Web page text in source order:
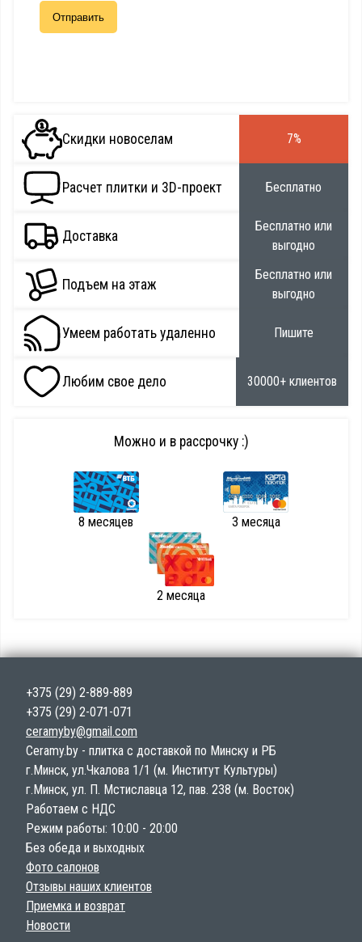
Скидки новоселам 7%
Расчет плитки и 3D-проект Бесплатно
Доставка
Бесплатно или
выгодно
Подъем на этаж
Бесплатно или
выгодно
Умеем работать удаленно Пишите
Любим свое дело 30000+ клиентов
Можно и в рассрочку :)
8 месяцев 3 месяца
2 месяца
+375 (29) 2-889-889
+375 (29) 2-071-071
ceramyby@gmail.com
Ceramy.by - плитка с доставкой по Минску и РБ
г.Минск, ул.Чкалова 1/1 (м. Институт Культуры)
г.Минск, ул. П. Мстиславца 12, пав. 238 (м. Восток)
Работаем с НДС
Режим работы: 10:00 - 20:00
Без обеда и выходных
Фото салонов
Отзывы наших клиентов
Приемка и возврат
Новости